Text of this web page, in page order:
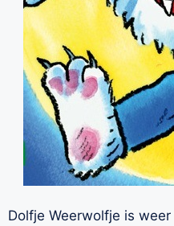
Dolfje Weerwolfje is